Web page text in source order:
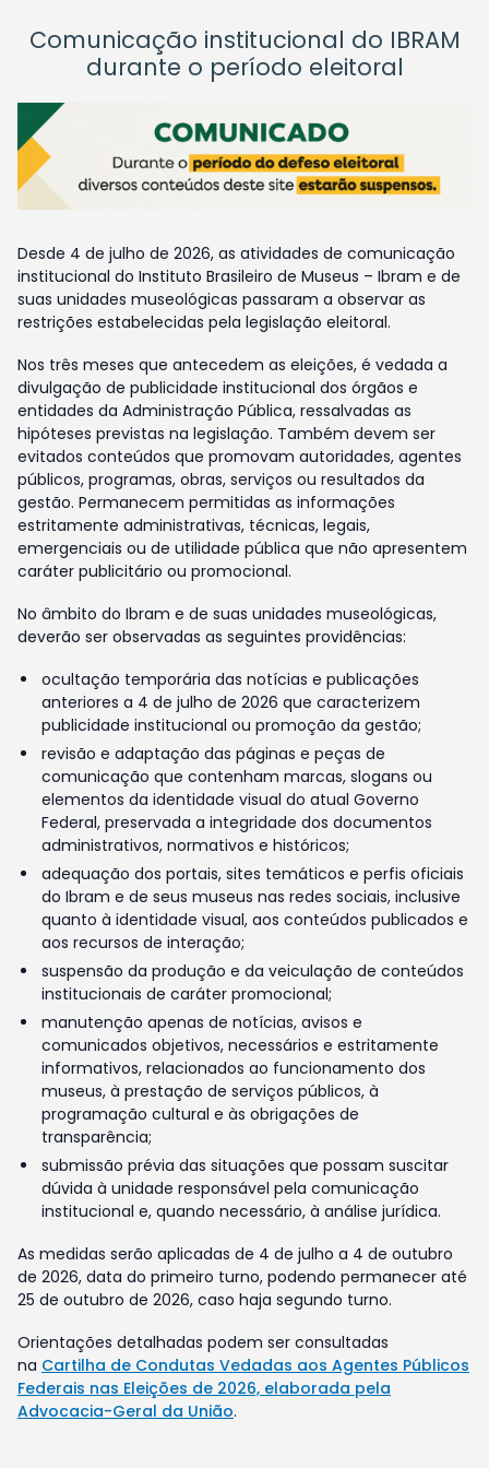
Comunicação institucional do IBRAM
durante o período eleitoral
Desde 4 de julho de 2026, as atividades de comunicação
institucional do Instituto Brasileiro de Museus – Ibram e de
suas unidades museológicas passaram a observar as
restrições estabelecidas pela legislação eleitoral.
Nos três meses que antecedem as eleições, é vedada a
divulgação de publicidade institucional dos órgãos e
entidades da Administração Pública, ressalvadas as
hipóteses previstas na legislação. Também devem ser
evitados conteúdos que promovam autoridades, agentes
públicos, programas, obras, serviços ou resultados da
gestão. Permanecem permitidas as informações
estritamente administrativas, técnicas, legais,
emergenciais ou de utilidade pública que não apresentem
caráter publicitário ou promocional.
No âmbito do Ibram e de suas unidades museológicas,
deverão ser observadas as seguintes providências:
ocultação temporária das notícias e publicações
anteriores a 4 de julho de 2026 que caracterizem
publicidade institucional ou promoção da gestão;
revisão e adaptação das páginas e peças de
comunicação que contenham marcas, slogans ou
elementos da identidade visual do atual Governo
Federal, preservada a integridade dos documentos
administrativos, normativos e históricos;
adequação dos portais, sites temáticos e perfis oficiais
do Ibram e de seus museus nas redes sociais, inclusive
quanto à identidade visual, aos conteúdos publicados e
aos recursos de interação;
suspensão da produção e da veiculação de conteúdos
institucionais de caráter promocional;
manutenção apenas de notícias, avisos e
comunicados objetivos, necessários e estritamente
informativos, relacionados ao funcionamento dos
museus, à prestação de serviços públicos, à
programação cultural e às obrigações de
transparência;
submissão prévia das situações que possam suscitar
dúvida à unidade responsável pela comunicação
institucional e, quando necessário, à análise jurídica.
As medidas serão aplicadas de 4 de julho a 4 de outubro
de 2026, data do primeiro turno, podendo permanecer até
25 de outubro de 2026, caso haja segundo turno.
Orientações detalhadas podem ser consultadas
na Cartilha de Condutas Vedadas aos Agentes Públicos
Federais nas Eleições de 2026, elaborada pela
Advocacia-Geral da União.